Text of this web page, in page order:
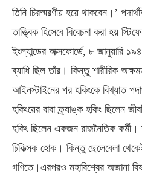
তিনি চিরস্মরণীয় হয়ে থাকবেন।’
তাত্ত্বিক হিসেবে বিবেচনা করা হয়
ইংল্যান্ডের অক্সফোর্ডে, ৮ জানুয়ারি
ব্যাধি ছিল তাঁর। কিন্তু শারীরিক
আইনস্টাইনের পর হকিংকে বিখ্যাত
হকিংয়ের বাবা ফ্র্যাঙ্ক হকিং ছিলেন
হকিং ছিলেন একজন রাজনৈতিক কর্মী।
চিকিত্সক হোক। কিন্তু ছেলেবেলা
গণিতে।এরপরও মহাবিশ্বের অজানা